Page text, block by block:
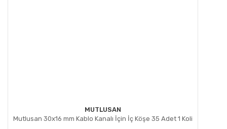
MUTLUSAN
Mutlusan 30x16 mm Kablo Kanalı İçin İç Köşe 35 Adet 1 Koli